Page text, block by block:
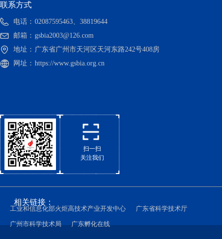
扫一扫
关注我们
联系方式
电话： 02087595463、38819644
邮箱： gsbia2003@126.com
地址： 广东省广州市天河区天河东路242号408房
网址： https://www.gsbia.org.cn
相关链接：
工业和信息化部火炬高技术产业开发中心 广东省科学技术厅
广州市科学技术局 广东孵化在线